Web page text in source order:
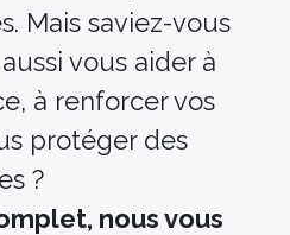
Mais saviez-vous
vous aider à
à renforcer vos
protéger des
?
nous vous